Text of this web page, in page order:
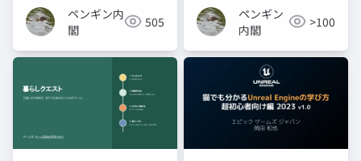
ペンギン内
閣
505
ペンギン
内閣
>100